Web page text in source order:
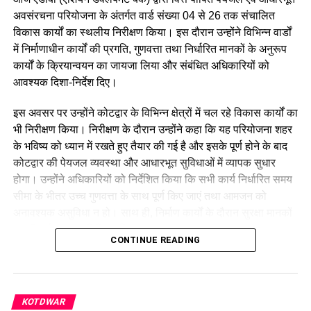
केंद्रीय मंत्री ने कहा कि उत्तराखंड की पहाड़ियों में कहने को तो आबादी कम
है लेकिन देश की सीमाओं की रक्षा में उत्तराखंड के लोगों का अहम योगदान
है।
उन्होंने कहा कि इंदिरा गांधी ने वन रैंक वन पेंशन का वादा किया था लेकिन
यह वादा नरेंद्र मोदी ने पूरा किया और 70 हजार करोड़ रुपये की धनराशि
बनाना, विकसित उत्तराखंड बनाना।
अवसंरचना परियोजना के अंतर्गत वार्ड संख्या 04 से 26 तक संचालित
विकास कार्यों का स्थलीय निरीक्षण किया। इस दौरान उन्होंने विभिन्न वार्डों
में निर्माणाधीन कार्यों की प्रगति, गुणवत्ता तथा निर्धारित मानकों के अनुरूप
कार्यों के क्रियान्वयन का जायजा लिया और संबंधित अधिकारियों को
आवश्यक दिशा-निर्देश दिए।
इस अवसर पर उन्होंने कोटद्वार के विभिन्न क्षेत्रों में चल रहे विकास कार्यों का
भी निरीक्षण किया। निरीक्षण के दौरान उन्होंने कहा कि यह परियोजना शहर
के भविष्य को ध्यान में रखते हुए तैयार की गई है और इसके पूर्ण होने के बाद
कोटद्वार की पेयजल व्यवस्था और आधारभूत सुविधाओं में व्यापक सुधार
होगा। उन्होंने अधिकारियों को निर्देशित किया कि सभी कार्य निर्धारित समय
सीमा के भीतर उच्च गुणवत्ता के साथ पूर्ण किए जाएं तथा आमजन को
का भी पूर्ण पालन सुनिश्चित किया जाए।
CONTINUE READING
KOTDWAR